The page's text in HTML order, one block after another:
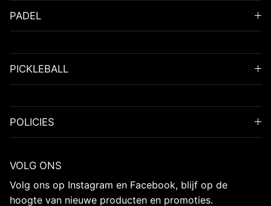
PADEL
PICKLEBALL
POLICIES
VOLG ONS
Volg ons op Instagram en Facebook, blijf op de
hoogte van nieuwe producten en promoties.